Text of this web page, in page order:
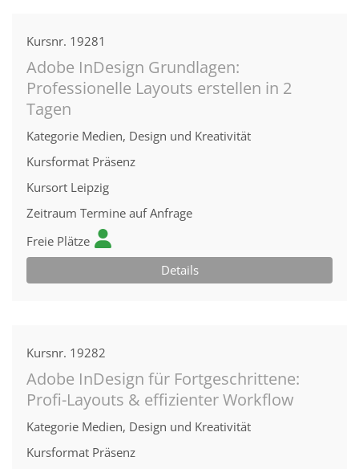
Kursnr. 19281
Adobe InDesign Grundlagen:
Professionelle Layouts erstellen in 2
Tagen
Kategorie Medien, Design und Kreativität
Kursformat Präsenz
Kursort Leipzig
Zeitraum Termine auf Anfrage
Freie Plätze
Details
Kursnr. 19282
Adobe InDesign für Fortgeschrittene:
Profi-Layouts & effizienter Workflow
Kategorie Medien, Design und Kreativität
Kursformat Präsenz